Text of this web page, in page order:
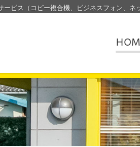
ビス（コピー複合機、ビジネスフォン、ネ